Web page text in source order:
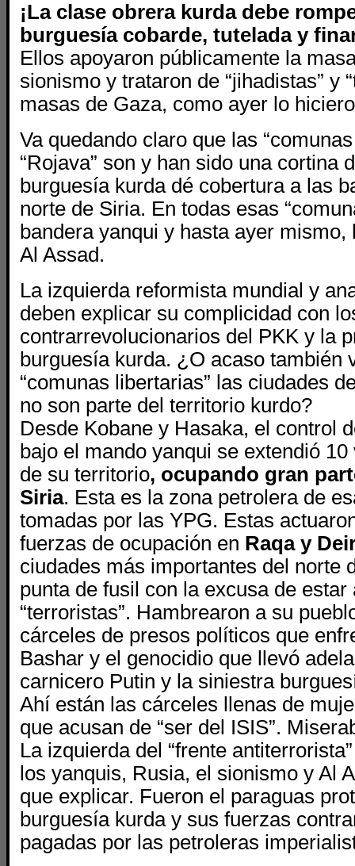
¡La clase obrera kurda debe
burguesía cobarde, tutelada y
Ellos apoyaron públicamente la
sionismo y trataron de “jihadistas” y
masas de Gaza, como ayer lo
Va quedando claro que las
“Rojava” son y han sido una cortina
burguesía kurda dé cobertura a las
norte de Siria. En todas esas
bandera yanqui y hasta ayer
Al Assad.
La izquierda reformista mundial y
deben explicar su complicidad con
contrarrevolucionarios del PKK y la
burguesía kurda. ¿O acaso también
“comunas libertarias” las ciudades
no son parte del territorio kurdo?
Desde Kobane y Hasaka, el control
bajo el mando yanqui se extendió
de su territorio, ocupando gran
Siria. Esta es la zona petrolera de
tomadas por las YPG. Estas
fuerzas de ocupación en Raqa y
ciudades más importantes del norte
punta de fusil con la excusa de estar
“terroristas”. Hambrearon a su
cárceles de presos políticos que
Bashar y el genocidio que llevó
carnicero Putin y la siniestra
Ahí están las cárceles llenas de
que acusan de “ser del ISIS”.
La izquierda del “frente
los yanquis, Rusia, el sionismo y Al
que explicar. Fueron el paraguas
burguesía kurda y sus fuerzas
pagadas por las petroleras